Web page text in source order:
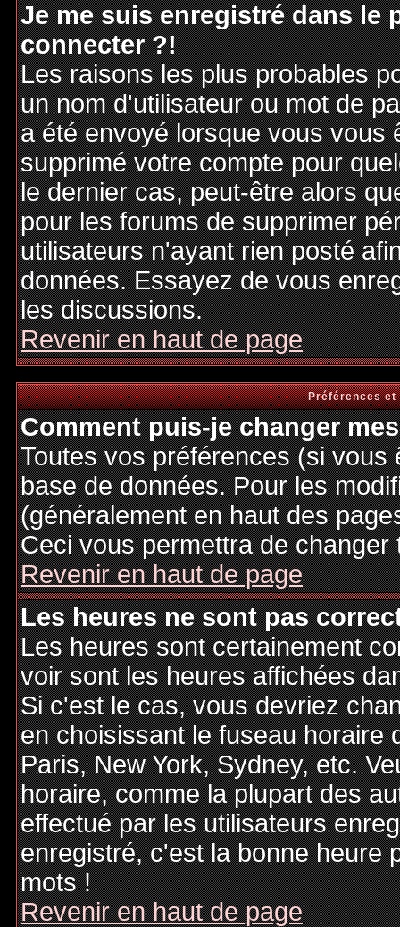
Je me suis enregistré dans le
connecter ?!
Les raisons les plus probables
un nom d'utilisateur ou mot de
a été envoyé lorsque vous vous
supprimé votre compte pour
le dernier cas, peut-être alors
pour les forums de supprimer
utilisateurs n'ayant rien posté
données. Essayez de vous
les discussions.
Revenir en haut de page
Préférences
Comment puis-je changer
Toutes vos préférences (si
base de données. Pour les
(généralement en haut des
Ceci vous permettra de
Revenir en haut de page
Les heures ne sont pas
Les heures sont certainement
voir sont les heures affichées
Si c'est le cas, vous devriez
en choisissant le fuseau horaire
Paris, New York, Sydney, etc.
horaire, comme la plupart des
effectué par les utilisateurs
enregistré, c'est la bonne heure
mots !
Revenir en haut de page